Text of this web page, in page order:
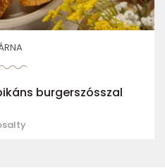
burgerszósszal